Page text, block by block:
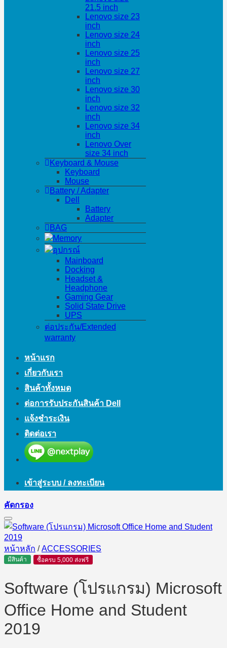
21.5 inch
Lenovo size 23
inch
Lenovo size 24
inch
Lenovo size 25
inch
Lenovo size 27
inch
Lenovo size 30
inch
Lenovo size 32
inch
Lenovo size 34
inch
Lenovo Over
size 34 inch
Keyboard & Mouse
Keyboard
Mouse
Battery / Adapter
Dell
Battery
Adapter
BAG
Memory
อุปกรณ์
Mainboard
Docking
Headset &
Headphone
Gaming Gear
Solid State Drive
UPS
ต่อประกัน/Extended
warranty
หน้าแรก
เกี่ยวกับเรา
สินค้าทั้งหมด
ต่อการรับประกันสินค้า Dell
แจ้งชำระเงิน
ติดต่อเรา
เข้าสู่ระบบ / ลงทะเบียน
คัดกรอง
หน้าหลัก / ACCESSORIES
มีสินค้า ซื้อครบ 5,000 ส่งฟรี
Software (โปรแกรม) Microsoft
Office Home and Student
2019